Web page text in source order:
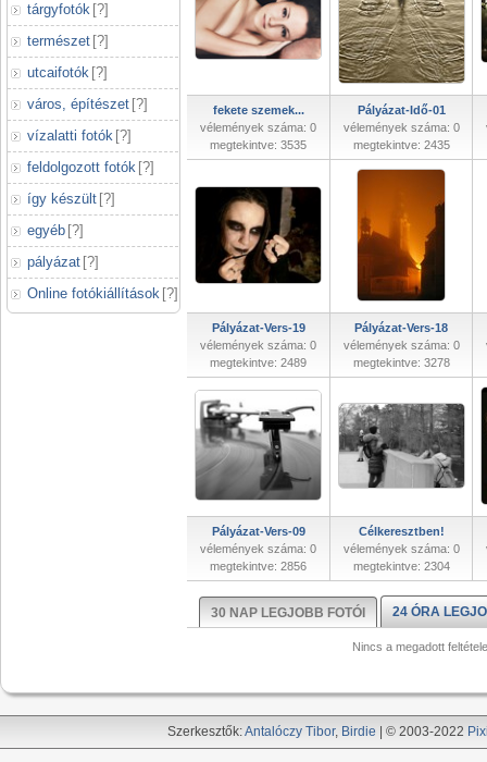
tárgyfotók [?]
természet [?]
utcaifotók [?]
város, építészet [?]
vízalatti fotók [?]
feldolgozott fotók [?]
így készült [?]
egyéb [?]
pályázat [?]
Online fotókiállítások [?]
fekete szemek...
vélemények száma: 0
megtekintve: 3535
Pályázat-Idő-01
vélemények száma: 0
megtekintve: 2435
Pályázat-Vers-19
vélemények száma: 0
megtekintve: 2489
Pályázat-Vers-18
vélemények száma: 0
megtekintve: 3278
Pályázat-Vers-09
vélemények száma: 0
megtekintve: 2856
Célkeresztben!
vélemények száma: 0
megtekintve: 2304
30 NAP LEGJOBB FOTÓI 24 ÓRA
Nincs a megadott
Szerkesztők:Antalóczy Tibor, Birdie | © 2003-2022